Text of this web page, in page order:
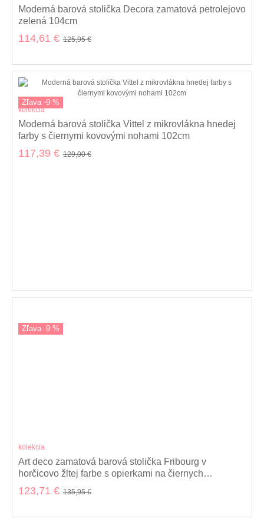
Moderná barová stolička Decora zamatová petrolejovo
zelená 104cm
114,61 € 125,95 €
Zľava -9 %
kolekcia
Moderná barová stolička Vittel z mikrovlákna hnedej
farby s čiernymi kovovými nohami 102cm
117,39 € 129,00 €
Zľava -9 %
kolekcia
Art deco zamatová barová stolička Fribourg v
horčicovo žltej farbe s opierkami na čiernych
nožičkách 104cm
123,71 € 135,95 €